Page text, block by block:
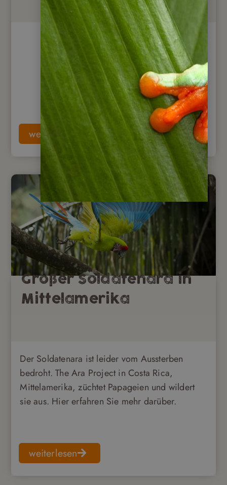
weiterlesen
Großer Soldatenara in
Mittelamerika
Der Soldatenara ist leider vom Aussterben
bedroht. The Ara Project in Costa Rica,
Mittelamerika, züchtet Papageien und wildert
sie aus. Hier erfahren Sie mehr darüber.
weiterlesen